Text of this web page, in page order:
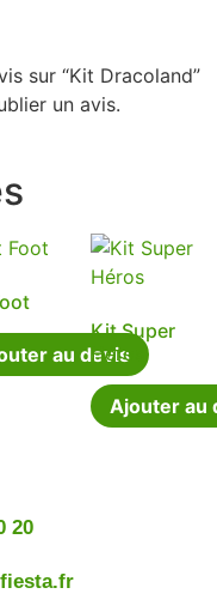
sur “Kit Dracoland”
un avis.
au devis
Kit Super
Héros
Ajouter au
20